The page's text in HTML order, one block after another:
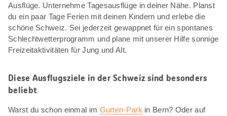
Ausflüge. Unternehme Tagesausflüge in deiner Nähe. Planst
du ein paar Tage Ferien mit deinen Kindern und erlebe die
schöne Schweiz. Sei jederzeit gewappnet für ein spontanes
Schlechtwetterprogramm und plane mit unserer Hilfe sonnige
Freizeitaktivitäten für Jung und Alt.
Diese Ausflugsziele in der Schweiz sind besonders
beliebt
Warst du schon einmal im Gurten-Park in Bern? Oder auf